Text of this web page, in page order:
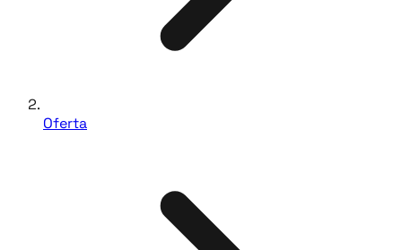
Oferta